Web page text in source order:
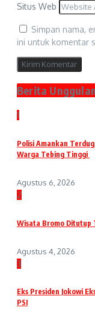
Situs Web
Simpan nama,
ini untuk komentar
Berita
1
Polisi Amankan
Warga Tebing Tinggi
Agustus 6, 2026
2
Wisata Bromo Ditutup
Agustus 4, 2026
3
Eks Presiden Jokowi
PSI